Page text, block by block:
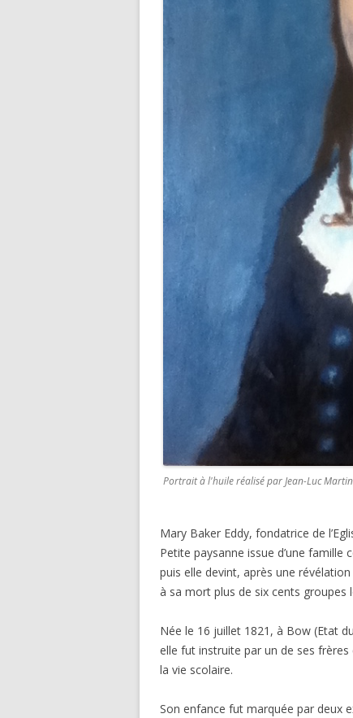
Portrait à l'huile réalisé par Jean-Luc
Mary Baker Eddy, fondatrice de
Petite paysanne issue d’une famille
puis elle devint, après une
à sa mort plus de six cents groupes
Née le 16 juillet 1821, à Bow (Etat
elle fut instruite par un de ses
la vie scolaire.
Son enfance fut marquée par deux